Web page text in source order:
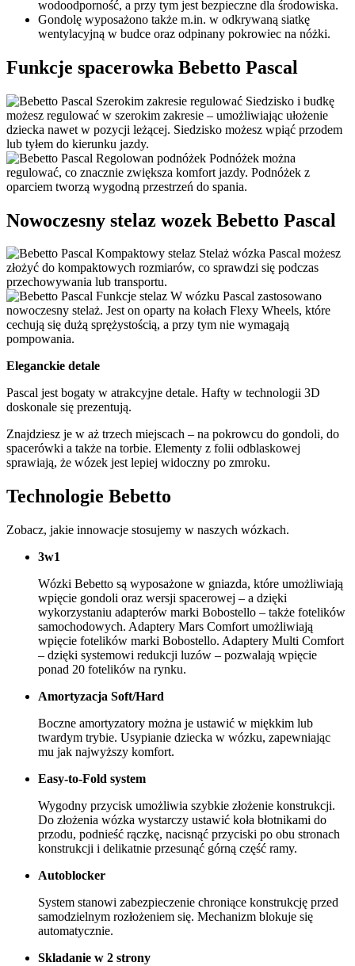
wodoodporność, a przy tym jest bezpieczne dla środowiska.
Gondolę wyposażono także m.in. w odkrywaną siatkę
wentylacyjną w budce oraz odpinany pokrowiec na nóżki.
Funkcje spacerowka Bebetto Pascal
Szerokim zakresie regulować Siedzisko i budkę
możesz regulować w szerokim zakresie – umożliwiając ułożenie
dziecka nawet w pozycji leżącej. Siedzisko możesz wpiąć przodem
lub tyłem do kierunku jazdy.
Regolowan podnóżek Podnóżek można
regulować, co znacznie zwiększa komfort jazdy. Podnóżek z
oparciem tworzą wygodną przestrzeń do spania.
Nowoczesny stelaz wozek Bebetto Pascal
Kompaktowy stelaz Stelaż wózka Pascal możesz
złożyć do kompaktowych rozmiarów, co sprawdzi się podczas
przechowywania lub transportu.
Funkcje stelaz W wózku Pascal zastosowano
nowoczesny stelaż. Jest on oparty na kołach Flexy Wheels, które
cechują się dużą sprężystością, a przy tym nie wymagają
pompowania.
Eleganckie detale
Pascal jest bogaty w atrakcyjne detale. Hafty w technologii 3D
doskonale się prezentują.
Znajdziesz je w aż trzech miejscach – na pokrowcu do gondoli, do
spacerówki a także na torbie. Elementy z folii odblaskowej
sprawiają, że wózek jest lepiej widoczny po zmroku.
Technologie Bebetto
Zobacz, jakie innowacje stosujemy w naszych wózkach.
3w1
Wózki Bebetto są wyposażone w gniazda, które umożliwiają
wpięcie gondoli oraz wersji spacerowej – a dzięki
wykorzystaniu adapterów marki Bobostello – także fotelików
samochodowych. Adaptery Mars Comfort umożliwiają
wpięcie fotelików marki Bobostello. Adaptery Multi Comfort
– dzięki systemowi redukcji luzów – pozwalają wpięcie
ponad 20 fotelików na rynku.
Amortyzacja Soft/Hard
Boczne amortyzatory można je ustawić w miękkim lub
twardym trybie. Usypianie dziecka w wózku, zapewniając
mu jak najwyższy komfort.
Easy-to-Fold system
Wygodny przycisk umożliwia szybkie złożenie konstrukcji.
Do złożenia wózka wystarczy ustawić koła błotnikami do
przodu, podnieść rączkę, nacisnąć przyciski po obu stronach
konstrukcji i delikatnie przesunąć górną część ramy.
Autoblocker
System stanowi zabezpieczenie chroniące konstrukcję przed
samodzielnym rozłożeniem się. Mechanizm blokuje się
automatycznie.
Skladanie w 2 strony